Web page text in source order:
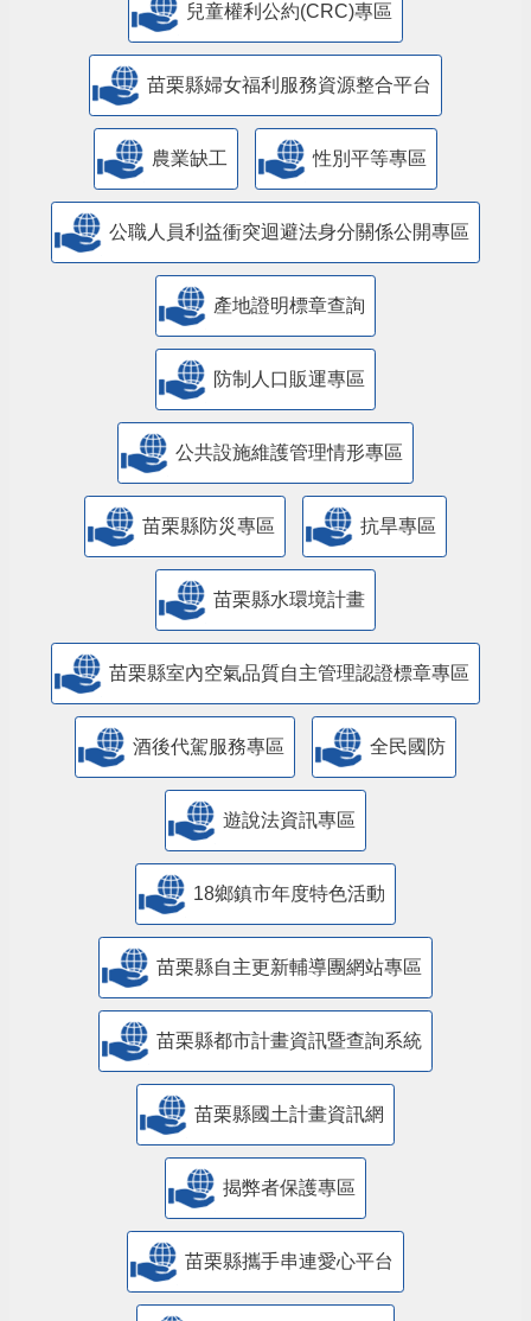
兒童權利公約(CRC)專區
苗栗縣婦女福利服務資源整合平台
農業缺工 性別平等專區
公職人員利益衝突迴避法身分關係公開專區
產地證明標章查詢
防制人口販運專區
​公共設施維護管理情形專區
苗栗縣防災專區 抗旱專區
苗栗縣水環境計畫
苗栗縣室內空氣品質自主管理認證標章專區
酒後代駕服務專區 全民國防
遊說法資訊專區
18鄉鎮市年度特色活動
苗栗縣自主更新輔導團網站專區
苗栗縣都市計畫資訊暨查詢系統
苗栗縣國土計畫資訊網
揭弊者保護專區
苗栗縣攜手串連愛心平台